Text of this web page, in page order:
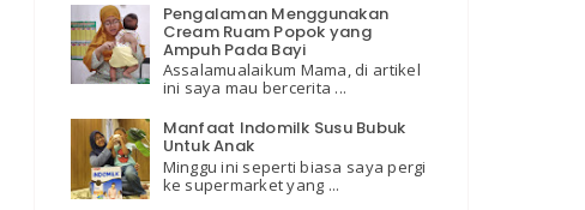
Pengalaman Menggunakan
Cream Ruam Popok yang
Ampuh Pada Bayi
Assalamualaikum Mama, di artikel
ini saya mau bercerita ...
Manfaat Indomilk Susu Bubuk
Untuk Anak
Minggu ini seperti biasa saya pergi
ke supermarket yang ...